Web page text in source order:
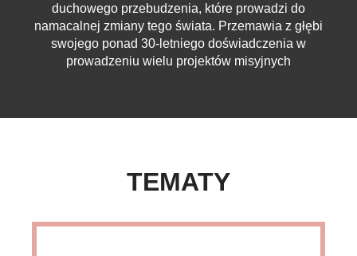
duchowego przebudzenia, które prowadzi do
namacalnej zmiany tego świata. Przemawia z głębi
swojego ponad 30-letniego doświadczenia w
prowadzeniu wielu projektów misyjnych
TEMATY